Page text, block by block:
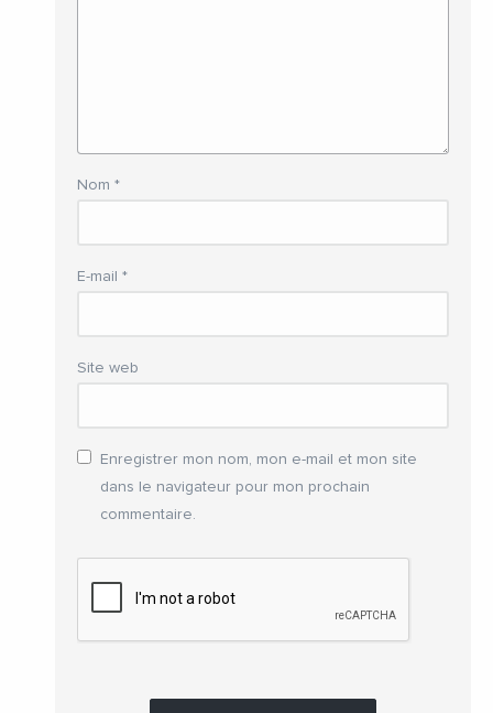
Nom *
E-mail *
Site web
Enregistrer mon nom, mon e-mail et mon site
dans le navigateur pour mon prochain
commentaire.